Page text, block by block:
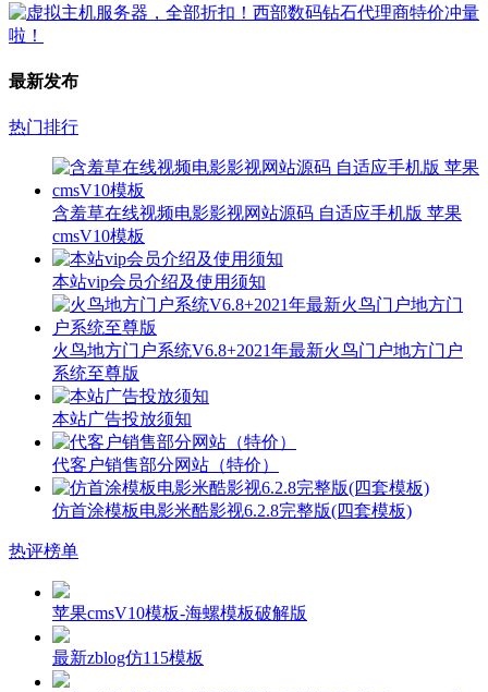
最新发布
热门排行
含羞草在线视频电影影视网站源码 自适应手机版 苹果
cmsV10模板
本站vip会员介绍及使用须知
火鸟地方门户系统V6.8+2021年最新火鸟门户地方门户
系统至尊版
本站广告投放须知
代客户销售部分网站（特价）
仿首涂模板电影米酷影视6.2.8完整版(四套模板)
热评榜单
苹果cmsV10模板-海螺模板破解版
最新zblog仿115模板